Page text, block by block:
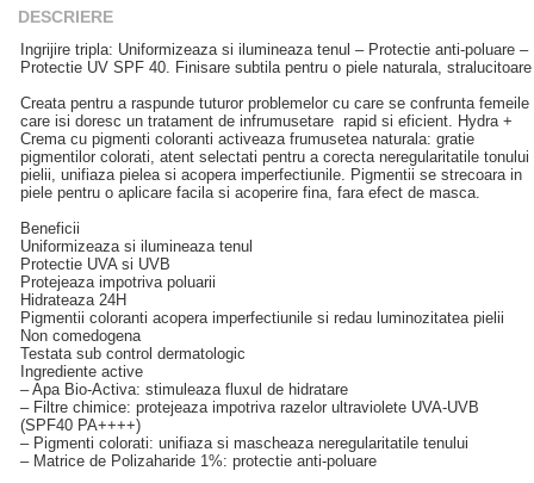
DESCRIERE
Ingrijire tripla: Uniformizeaza si ilumineaza tenul – Protectie anti-poluare –
Protectie UV SPF 40. Finisare subtila pentru o piele naturala, stralucitoare
Creata pentru a raspunde tuturor problemelor cu care se confrunta femeile
care isi doresc un tratament de infrumusetare rapid si eficient. Hydra +
Crema cu pigmenti coloranti activeaza frumusetea naturala: gratie
pigmentilor colorati, atent selectati pentru a corecta neregularitatile tonului
pielii, unifiaza pielea si acopera imperfectiunile. Pigmentii se strecoara in
piele pentru o aplicare facila si acoperire fina, fara efect de masca.
Beneficii
Uniformizeaza si ilumineaza tenul
Protectie UVA si UVB
Protejeaza impotriva poluarii
Hidrateaza 24H
Pigmentii coloranti acopera imperfectiunile si redau luminozitatea pielii
Non comedogena
Testata sub control dermatologic
Ingrediente active
– Apa Bio-Activa: stimuleaza fluxul de hidratare
– Filtre chimice: protejeaza impotriva razelor ultraviolete UVA-UVB
(SPF40 PA++++)
– Pigmenti colorati: unifiaza si mascheaza neregularitatile tenului
– Matrice de Polizaharide 1%: protectie anti-poluare